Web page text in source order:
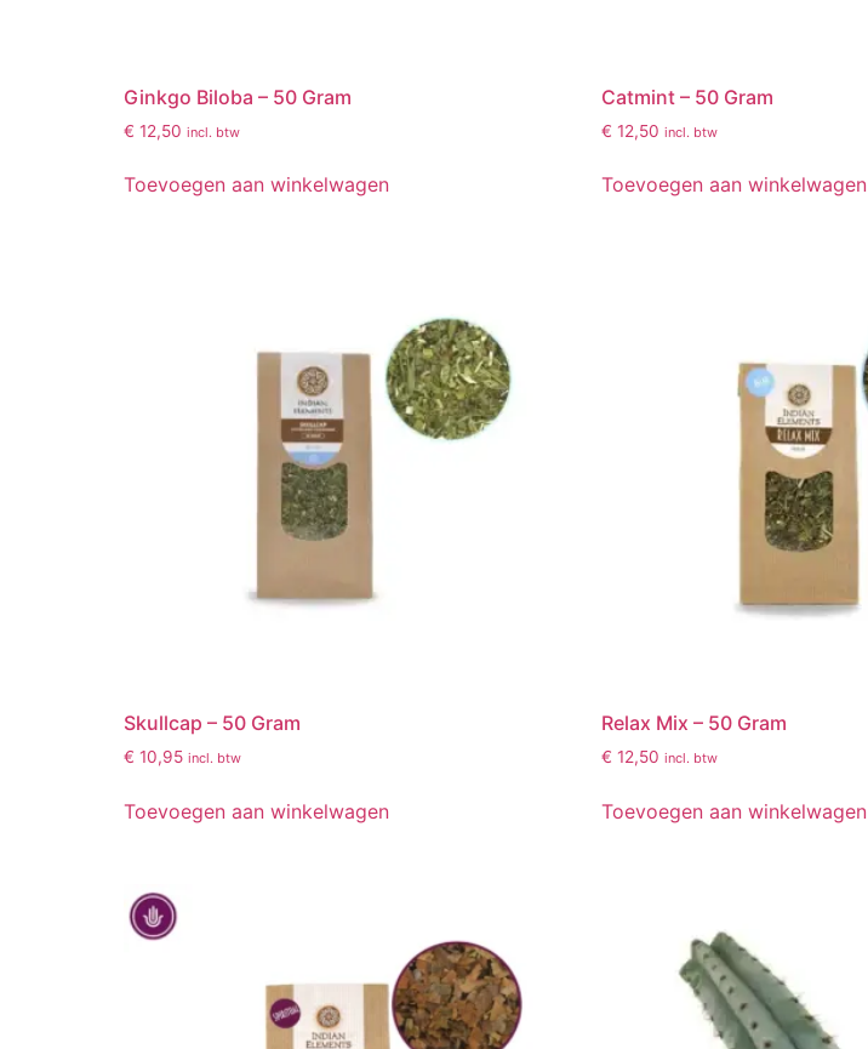
Ginkgo Biloba – 50 Gram
€ 12,50 incl. btw
Toevoegen aan winkelwagen
Catmint – 50 Gram
€ 12,50 incl. btw
Toevoegen aan winkelwagen
Skullcap – 50 Gram
€ 10,95 incl. btw
Toevoegen aan winkelwagen
Relax Mix – 50 Gram
€ 12,50 incl. btw
Toevoegen aan winkelwagen